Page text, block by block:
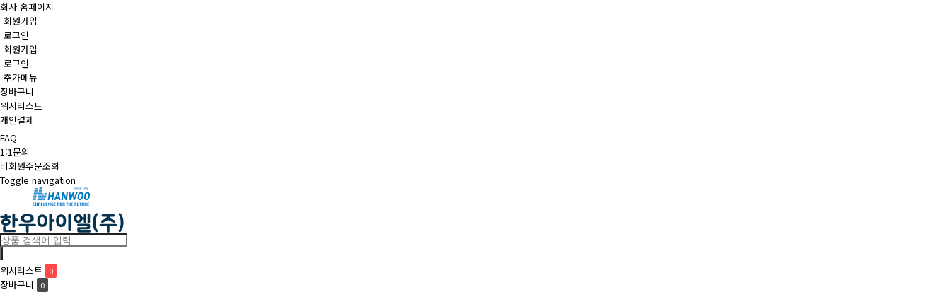
회사 홈페이지
회원가입
로그인
회원가입
로그인
추가메뉴
장바구니
위시리스트
개인결제
FAQ
1:1문의
비회원주문조회
Toggle navigation
위시리스트 0
장바구니 0